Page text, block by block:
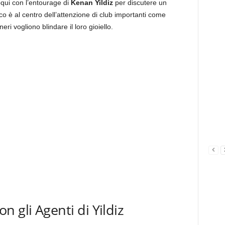
con l’entourage di Kenan Yildizper discutere un
è al centro dell’attenzione di club importanti come
vogliono blindare il loro gioiello.
gli Agenti di Yildiz